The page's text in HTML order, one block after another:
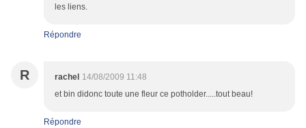
les liens.
Répondre
R rachel 14/08/2009 11:48
et bin didonc toute une fleur ce potholder.....tout beau!
Répondre